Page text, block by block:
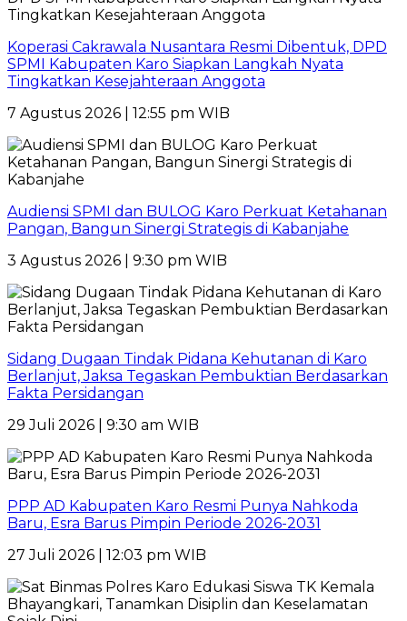
Koperasi Cakrawala Nusantara Resmi Dibentuk, DPD
SPMI Kabupaten Karo Siapkan Langkah Nyata
Tingkatkan Kesejahteraan Anggota
7 Agustus 2026 | 12:55 pm WIB
Audiensi SPMI dan BULOG Karo Perkuat Ketahanan
Pangan, Bangun Sinergi Strategis di Kabanjahe
3 Agustus 2026 | 9:30 pm WIB
Sidang Dugaan Tindak Pidana Kehutanan di Karo
Berlanjut, Jaksa Tegaskan Pembuktian Berdasarkan
Fakta Persidangan
29 Juli 2026 | 9:30 am WIB
PPP AD Kabupaten Karo Resmi Punya Nahkoda
Baru, Esra Barus Pimpin Periode 2026-2031
27 Juli 2026 | 12:03 pm WIB